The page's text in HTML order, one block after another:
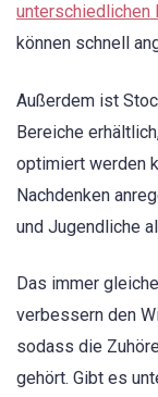
unterschiedlichen
können schnell
Außerdem ist
Bereiche
optimiert werden
Nachdenken
und Jugendliche
Das immer
verbessern den
sodass die
gehört. Gibt es